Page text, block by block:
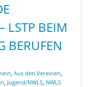
LSTP BEIM
BERUFEN
, Aus den Vereinen,
, Jugend/NWLS, NWLS